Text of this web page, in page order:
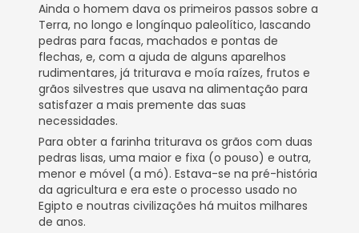
Ainda o homem dava os primeiros passos sobre a
Terra, no longo e longínquo paleolítico, lascando
pedras para facas, machados e pontas de
flechas, e, com a ajuda de alguns aparelhos
rudimentares, já triturava e moía raízes, frutos e
grãos silvestres que usava na alimentação para
satisfazer a mais premente das suas
necessidades.
Para obter a farinha triturava os grãos com duas
pedras lisas, uma maior e fixa (o pouso) e outra,
menor e móvel (a mó). Estava-se na pré-história
da agricultura e era este o processo usado no
Egipto e noutras civilizações há muitos milhares
de anos.